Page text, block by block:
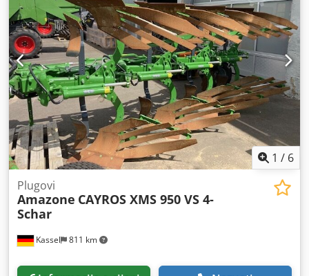
1 / 6
Kassel 811 km
Plugovi
Amazone CAYROS XMS 950 VS 4-
Schar